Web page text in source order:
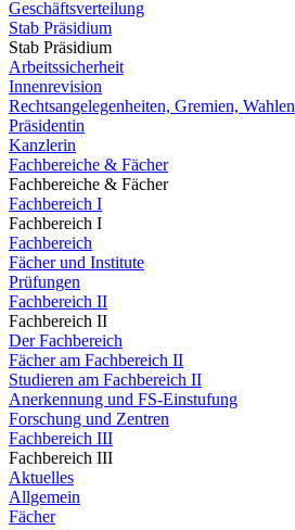
Geschäftsverteilung
Stab Präsidium
Stab Präsidium
Arbeitssicherheit
Innenrevision
Rechtsangelegenheiten, Gremien, Wahlen
Präsidentin
Kanzlerin
Fachbereiche & Fächer
Fachbereiche & Fächer
Fachbereich I
Fachbereich I
Fachbereich
Fächer und Institute
Prüfungen
Fachbereich II
Fachbereich II
Der Fachbereich
Fächer am Fachbereich II
Studieren am Fachbereich II
Anerkennung und FS-Einstufung
Forschung und Zentren
Fachbereich III
Fachbereich III
Aktuelles
Allgemein
Fächer